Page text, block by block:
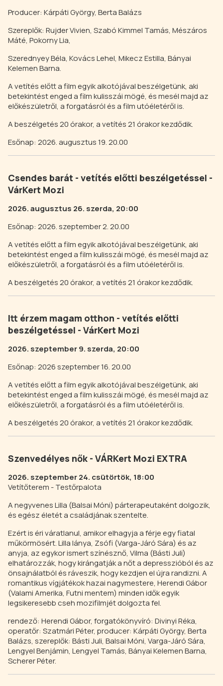
Producer: Kárpáti György, Berta Balázs
Szereplők: Rujder Vivien, Szabó Kimmel Tamás, Mészáros
Máté, Pokorny Lia,
Szerednyey Béla, Kovács Lehel, Mikecz Estilla, Bányai
Kelemen Barna.
A vetítés előtt a film egyik alkotójával beszélgetünk, aki
betekintést enged a film kulisszái mögé, és mesél majd az
előkészületről, a forgatásról és a film utóéletéről is.
A beszélgetés 20 órakor, a vetítés 21 órakor kezdődik.
Esőnap: 2026. augusztus 19. 20.00
Csendes barát - vetítés előtti beszélgetéssel -
VárKert Mozi
2026. augusztus 26. szerda, 20:00
Esőnap: 2026. szeptember 2. 20.00
A vetítés előtt a film egyik alkotójával beszélgetünk, aki
betekintést enged a film kulisszái mögé, és mesél majd az
előkészületről, a forgatásról és a film utóéletéről is.
A beszélgetés 20 órakor, a vetítés 21 órakor kezdődik.
Itt érzem magam otthon - vetítés előtti
beszélgetéssel - VárKert Mozi
2026. szeptember 9. szerda, 20:00
Esőnap: 2026 szeptember 16. 20.00
A vetítés előtt a film egyik alkotójával beszélgetünk, aki
betekintést enged a film kulisszái mögé, és mesél majd az
előkészületről, a forgatásról és a film utóéletéről is.
A beszélgetés 20 órakor, a vetítés 21 órakor kezdődik.
Szenvedélyes nők - VÁRKert Mozi EXTRA
2026. szeptember 24. csütörtök, 18:00
Vetítőterem - Testőrpalota
A negyvenes Lilla (Balsai Móni) párterapeutaként dolgozik,
és egész életét a családjának szentelte.
Ezért is éri váratlanul, amikor elhagyja a férje egy fiatal
műkörmösért. Lilla lánya, Zsófi (Varga-Járó Sára) és az
anyja, az egykor ismert színésznő, Vilma (Básti Juli)
elhatározzák, hogy kirángatják a nőt a depresszióból és az
önsajnálatból és ráveszik, hogy kezdjen el újra randizni. A
romantikus vígjátékok hazai nagymestere, Herendi Gábor
(Valami Amerika, Futni mentem) minden idők egyik
legsikeresebb cseh mozifilmjét dolgozta fel.
rendező: Herendi Gábor, forgatókönyvíró: Divinyi Réka,
operatőr: Szatmári Péter, producer: Kárpáti György, Berta
Balázs, szereplők: Básti Juli, Balsai Móni, Varga-Járó Sára,
Lengyel Benjámin, Lengyel Tamás, Bányai Kelemen Barna,
Scherer Péter.